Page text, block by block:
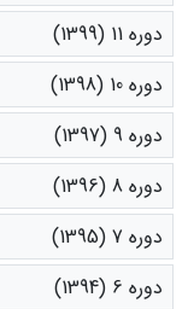
دوره 11 (1399)
دوره 10 (1398)
دوره 9 (1397)
دوره 8 (1396)
دوره 7 (1395)
دوره 6 (1394)